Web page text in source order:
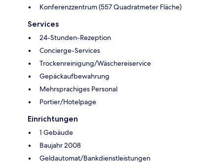
Konferenzzentrum (557 Quadratmeter Fläche)
Services
24-Stunden-Rezeption
Concierge-Services
Trockenreinigung/Wäschereiservice
Gepäckaufbewahrung
Mehrsprachiges Personal
Portier/Hotelpage
Einrichtungen
1 Gebäude
Baujahr 2008
Geldautomat/Bankdienstleistungen